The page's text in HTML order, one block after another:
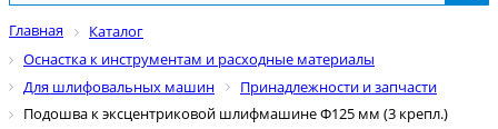
Главная
Каталог
Оснастка к инструментам и расходные материалы
Для шлифовальных машин
Принадлежности и запчасти
Подошва к эксцентриковой шлифмашине Ф125 мм (3 крепл.)